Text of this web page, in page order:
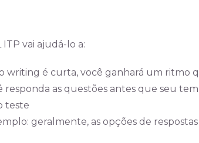
vai ajudá-lo a:
writing é curta, você ganhará um ritmo
as questões antes que seu
teste
geralmente, as opções de respostas